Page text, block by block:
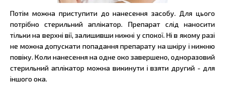
Потім можна приступити до нанесення засобу. Для цього
потрібно стерильний аплікатор. Препарат слід наносити
тільки на верхні вії, залишивши нижні у спокої. Ні в якому разі
не можна допускати попадання препарату на шкіру і нижню
повіку. Коли нанесення на одне око завершено, одноразовий
стерильний аплікатор можна викинути і взяти другий - для
іншого ока.